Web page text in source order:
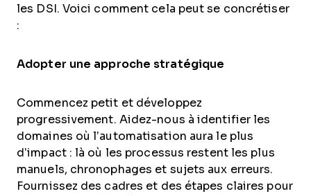
les DSI. Voici comment cela peut se concrétiser
:
Adopter une approche stratégique
Commencez petit et développez
progressivement. Aidez-nous à identifier les
domaines où l’automatisation aura le plus
d’impact : là où les processus restent les plus
manuels, chronophages et sujets aux erreurs.
Fournissez des cadres et des étapes claires pour